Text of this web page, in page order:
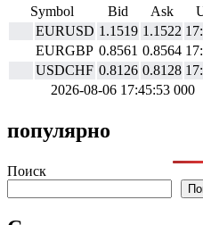
Symbol Bid Ask
EURUSD 1.1519 1.1522
EURGBP 0.8561 0.8564
USDCHF 0.8126 0.8128
2026-08-06 17:45:53 000
популярно
Поиск